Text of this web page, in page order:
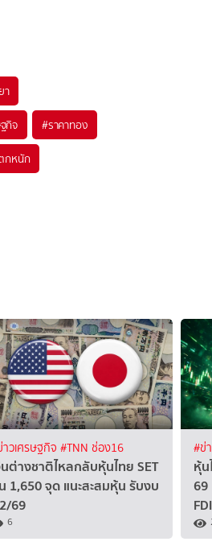
า
กิจ #ราคาทอง
กหนัก
วเศรษฐกิจ #TNN ช่อง16
นต่างชาติไหลกลับหุ้นไทย SET
1,650 จุด แนะสะสมหุ้น รับงบ
69
6
#ข่
หุ้
69